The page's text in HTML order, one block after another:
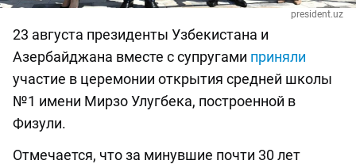
president.uz
23 августа президенты Узбекистана и
Азербайджана вместе с супругами приняли
участие в церемонии открытия средней школы
№1 имени Мирзо Улугбека, построенной в
Физули.
Отмечается, что за минувшие почти 30 лет